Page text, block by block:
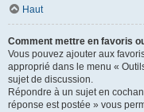
Haut
Comment mettre en favoris
Vous pouvez ajouter aux
approprié dans le menu «
sujet de discussion.
Répondre à un sujet en
réponse est postée » vous